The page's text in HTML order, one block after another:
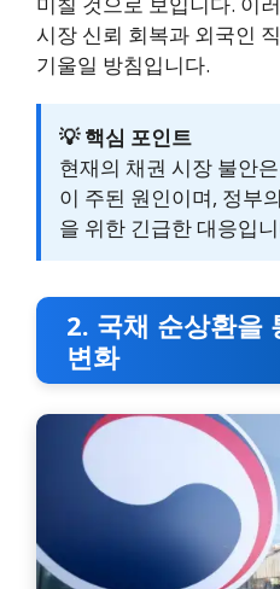
시장 신뢰 회복과 외국인
기울일 방침입니다.
💡 핵심 포인트
현재의 채권 시장 불안
이 주된 원인이며, 정부
을 위한 긴급한 대응입
2. 국채 순상환을
변화